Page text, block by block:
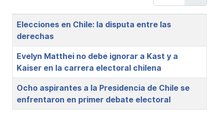
Title
Elecciones en Chile: la disputa entre las
derechas
Evelyn Matthei no debe ignorar a Kast y a
Kaiser en la carrera electoral chilena
Ocho aspirantes a la Presidencia de Chile se
enfrentaron en primer debate electoral